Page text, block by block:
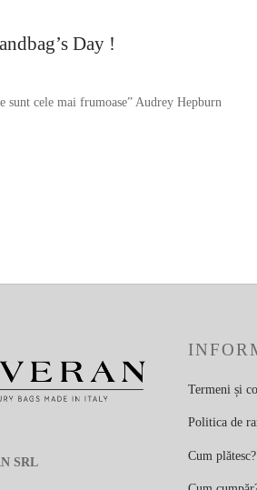
Day !
sunt cele mai frumoase” Audrey Hepburn
SRL
Termeni și
Politica de
Cum plătesc?